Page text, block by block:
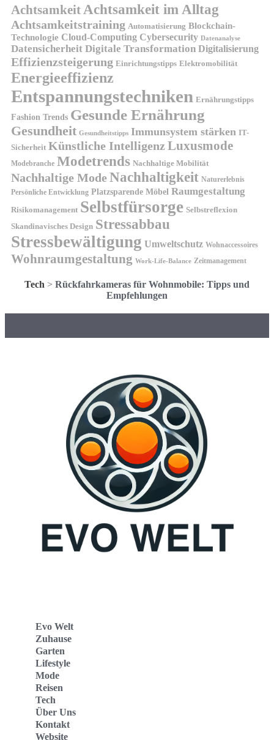
Achtsamkeit Achtsamkeit im Alltag
Achtsamkeitstraining Automatisierung Blockchain-
Technologie Cloud-Computing Cybersecurity Datenanalyse
Datensicherheit Digitale Transformation Digitalisierung
Effizienzsteigerung Einrichtungstipps Elektromobilität
Energieeffizienz
Entspannungstechniken Ernährungstipps
Fashion Trends Gesunde Ernährung
Gesundheit Gesundheitstipps Immunsystem stärken IT-
Sicherheit Künstliche IntelligenzLuxusmode
Modebranche Modetrends Nachhaltige Mobilität
Nachhaltige ModeNachhaltigkeit Naturerlebnis
Persönliche Entwicklung Platzsparende Möbel Raumgestaltung
Risikomanagement Selbstfürsorge Selbstreflexion
Skandinavisches Design Stressabbau
Stressbewältigung Umweltschutz Wohnaccessoires
Wohnraumgestaltung Work-Life-Balance Zeitmanagement
Tech > Rückfahrkameras für Wohnmobile: Tipps und
Empfehlungen
Evo Welt
Zuhause
Garten
Lifestyle
Mode
Reisen
Tech
Über Uns
Kontakt
Website